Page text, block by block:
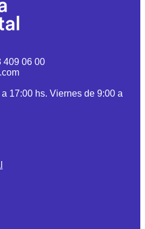
409 06 00
17:00 hs. Viernes de 9:00 a